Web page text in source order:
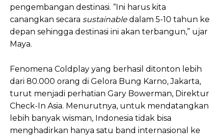
pengembangan destinasi. “Ini harus kita
canangkan secara sustainabledalam 5-10 tahun ke
depan sehingga destinasi ini akan terbangun,” ujar
Maya.
Fenomena Coldplay yang berhasil ditonton lebih
dari 80.000 orang di Gelora Bung Karno, Jakarta,
turut menjadi perhatian Gary Bowerman, Direktur
Check-In Asia. Menurutnya, untuk mendatangkan
lebih banyak wisman, Indonesia tidak bisa
menghadirkan hanya satu band internasional ke